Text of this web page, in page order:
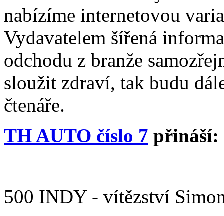
nabízíme internetovou
Vydavatelem šířená
odchodu z branže
sloužit zdraví, tak budu
čtenáře.
TH AUTO číslo 7 přináší:
500 INDY - vítězství